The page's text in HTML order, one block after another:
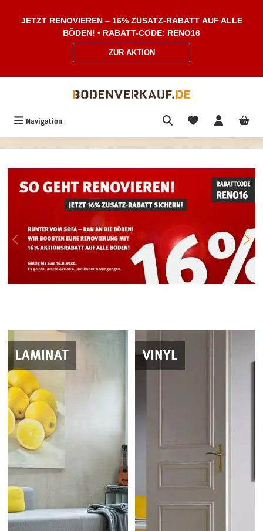
JETZT RENOVIEREN – 16% ZUSATZ-RABATT AUF ALLE
BÖDEN! • RABATT-CODE: RENO16
ZUR AKTION
Navigation
LAMINAT VINYL